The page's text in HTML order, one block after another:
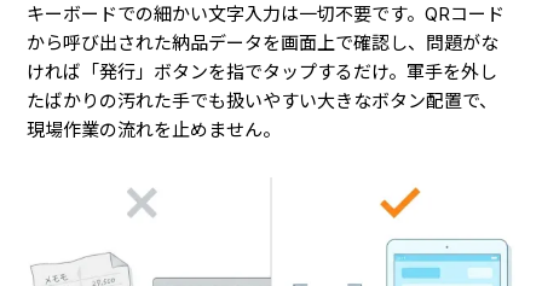
キーボードでの細かい文字入力は一切不要です。QRコード
から呼び出された納品データを画面上で確認し、問題がな
ければ「発行」ボタンを指でタップするだけ。軍手を外し
たばかりの汚れた手でも扱いやすい大きなボタン配置で、
現場作業の流れを止めません。